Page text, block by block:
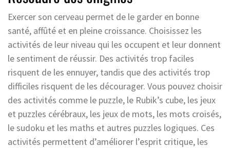
Exercer son cerveau permet de le garder en bonne
santé, affûté et en pleine croissance. Choisissez les
activités de leur niveau qui les occupent et leur donnent
le sentiment de réussir. Des activités trop faciles
risquent de les ennuyer, tandis que des activités trop
difficiles risquent de les décourager. Vous pouvez choisir
des activités comme le puzzle, le Rubik’s cube, les jeux
et puzzles cérébraux, les jeux de mots, les mots croisés,
le sudoku et les maths et autres puzzles logiques. Ces
activités permettent d’améliorer l’esprit critique, les